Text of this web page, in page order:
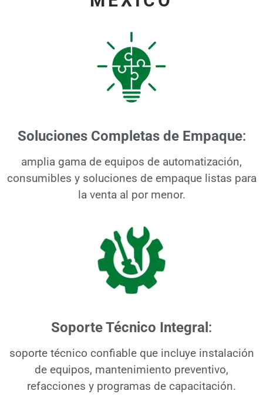
Soluciones Completas de Empaque:
amplia gama de equipos de automatización,
consumibles y soluciones de empaque listas para
la venta al por menor.
Soporte Técnico Integral :
soporte técnico confiable que incluye instalación
de equipos, mantenimiento preventivo,
refacciones y programas de capacitación.